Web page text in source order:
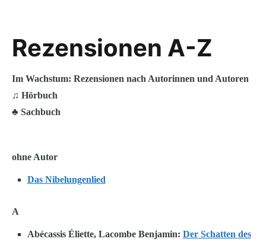
Rezensionen A-Z
Im Wachstum: Rezensionen nach Autorinnen und Autoren
♫ Hörbuch
♣ Sachbuch
ohne Autor
Das Nibelungenlied
A
Abécassis Éliette, Lacombe Benjamin: Der Schatten des